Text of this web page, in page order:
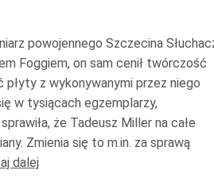
powojennego Szczecina
Foggiem, on sam cenił twórczość
płyty z wykonywanymi przez niego
w tysiącach egzemplarzy,
że Tadeusz Miller na całe
Zmienia się to m.in. za sprawą
dalej